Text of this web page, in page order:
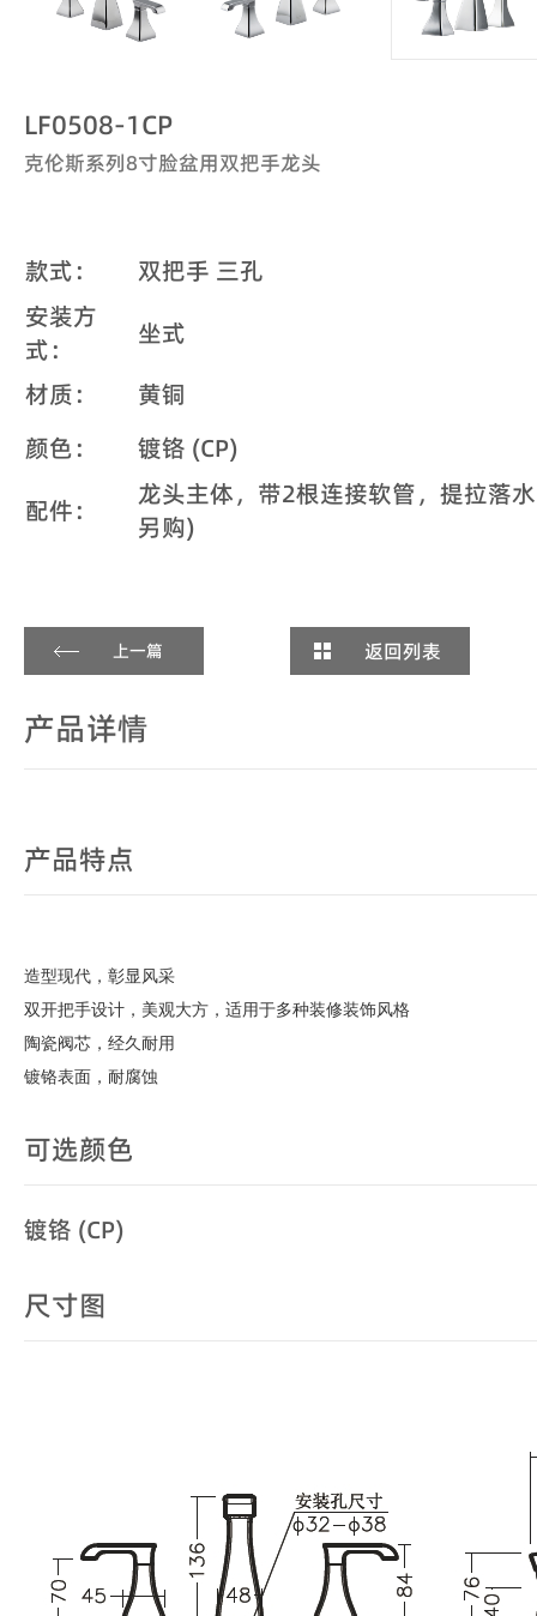
LF0508-1CP
克伦斯系列8寸脸盆用双把手龙头
款式：
双把手 三孔
安装方
式：
坐式
材质：
黄铜
颜色：
镀铬 (CP)
配件：
龙头主体，带2根连接软管，提拉落
另购)
上一篇 返回列表
产品详情
产品特点
造型现代，彰显风采
双开把手设计，美观大方，适用于多种装修装饰风格
陶瓷阀芯，经久耐用
镀铬表面，耐腐蚀
可选颜色
镀铬 (CP)
尺寸图